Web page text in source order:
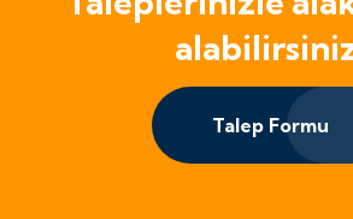
Talep Formu